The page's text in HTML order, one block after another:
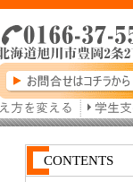
CONTENTS